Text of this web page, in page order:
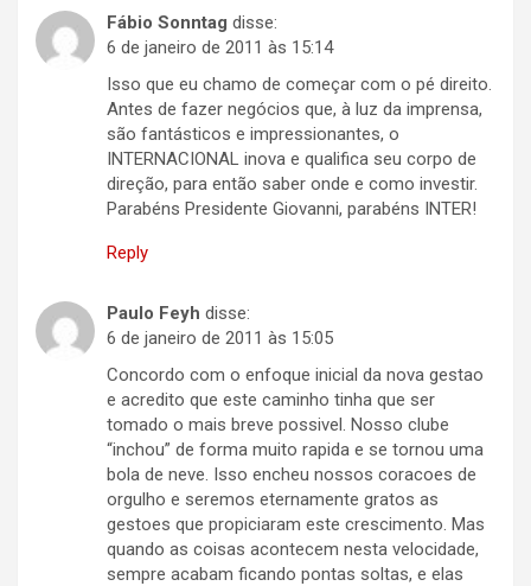
Fábio Sonntag disse:
6 de janeiro de 2011 às 15:14
Isso que eu chamo de começar com o pé direito.
Antes de fazer negócios que, à luz da imprensa,
são fantásticos e impressionantes, o
INTERNACIONAL inova e qualifica seu corpo de
direção, para então saber onde e como investir.
Parabéns Presidente Giovanni, parabéns INTER!
Reply
Paulo Feyh disse:
6 de janeiro de 2011 às 15:05
Concordo com o enfoque inicial da nova gestao
e acredito que este caminho tinha que ser
tomado o mais breve possivel. Nosso clube
“inchou” de forma muito rapida e se tornou uma
bola de neve. Isso encheu nossos coracoes de
orgulho e seremos eternamente gratos as
gestoes que propiciaram este crescimento. Mas
quando as coisas acontecem nesta velocidade,
sempre acabam ficando pontas soltas, e elas